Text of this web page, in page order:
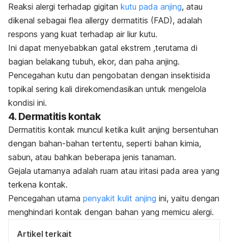
Reaksi alergi terhadap gigitan kutu pada anjing, atau
dikenal sebagai flea allergy dermatitis (FAD), adalah
respons yang kuat terhadap air liur kutu.
Ini dapat menyebabkan gatal ekstrem ,terutama di
bagian belakang tubuh, ekor, dan paha anjing.
Pencegahan kutu dan pengobatan dengan insektisida
topikal sering kali direkomendasikan untuk mengelola
kondisi ini​.
4. Dermatitis kontak
Dermatitis kontak muncul ketika kulit anjing bersentuhan
dengan bahan-bahan tertentu, seperti bahan kimia,
sabun, atau bahkan beberapa jenis tanaman.
Gejala utamanya adalah ruam atau iritasi pada area yang
terkena kontak.
Pencegahan utama penyakit kulit anjing ini, yaitu dengan
menghindari kontak dengan bahan yang memicu alergi.
Artikel terkait